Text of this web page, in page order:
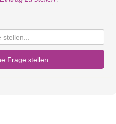
Frage stellen